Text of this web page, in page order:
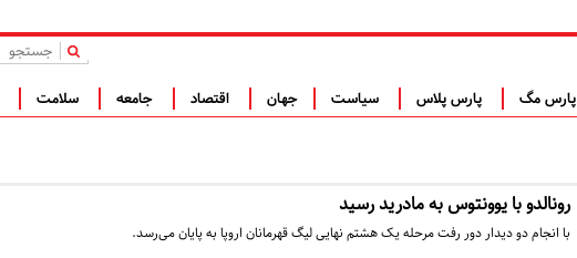
|
پارس مگ پارس پلاس سیاست جهان اقتصاد جامعه سلامت
رونالدو با یوونتوس به مادرید رسید
با انجام دو دیدار دور رفت مرحله یک هشتم نهایی لیگ قهرمانان اروپا به پایان می‌رسد.